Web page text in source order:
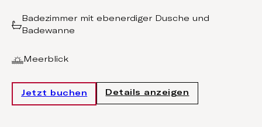
Badezimmer mit ebenerdiger Dusche und
Badewanne
Meerblick
Jetzt buchen Details anzeigen